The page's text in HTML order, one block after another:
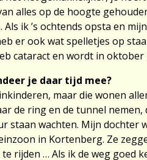
alles op de hoogte
ik ’s ochtends opsta en
er ook wat spelletjes op
cataract en wordt in oktober
je daar tijd mee?
maar die wonen
de ring en de tunnel nemen,
staan wachten. Mijn dochter
in Kortenberg. Ze
rijden … Als ik de weg goed